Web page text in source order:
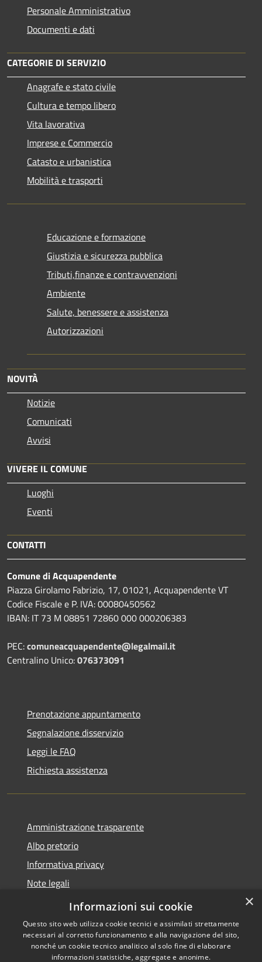
Personale Amministrativo
Documenti e dati
CATEGORIE DI SERVIZIO
Anagrafe e stato civile
Cultura e tempo libero
Vita lavorativa
Imprese e Commercio
Catasto e urbanistica
Mobilità e trasporti
Educazione e formazione
Giustizia e sicurezza pubblica
Tributi,finanze e contravvenzioni
Ambiente
Salute, benessere e assistenza
Autorizzazioni
NOVITÀ
Notizie
Comunicati
Avvisi
VIVERE IL COMUNE
Luoghi
Eventi
CONTATTI
Comune di Acquapendente
Piazza Girolamo Fabrizio, 17, 01021, Acquapendente VT
Codice Fiscale e P. IVA: 00080450562
IBAN: IT 73 M 08851 72860 000 000206383
PEC:comuneacquapendente@legalmail.it
Centralino Unico:076373091
Prenotazione appuntamento
Segnalazione disservizio
Leggi le FAQ
Richiesta assistenza
Amministrazione trasparente
Albo pretorio
Informativa privacy
Note legali
Dichiarazione di accessibilità
×
Informazioni sui cookie
Questo sito web utilizza cookie tecnici e assimilati strettamente
necessari al corretto funzionamento e alla navigazione del sito,
nonché un cookie tecnico analitico al solo fine di elaborare
informazioni statistiche, aggregate e anonime.